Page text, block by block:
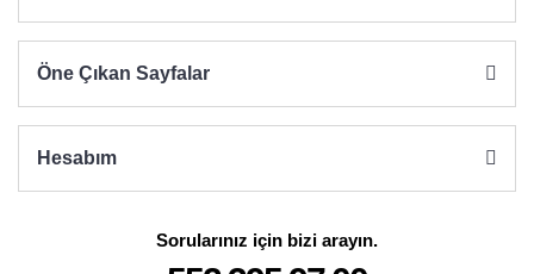
Öne Çıkan Sayfalar
Hesabım
Sorularınız için bizi arayın.